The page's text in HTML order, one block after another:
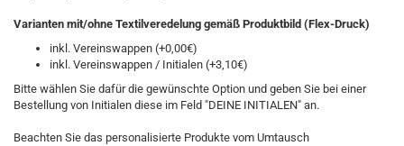
Varianten mit/ohne Textilveredelung gemäß Produktbild (Flex-Druck)
inkl. Vereinswappen (+0,00€)
inkl. Vereinswappen / Initialen (+3,10€)
Bitte wählen Sie dafür die gewünschte Option und geben Sie bei einer
Bestellung von Initialen diese im Feld "DEINE INITIALEN" an.
Beachten Sie das personalisierte Produkte vom Umtausch